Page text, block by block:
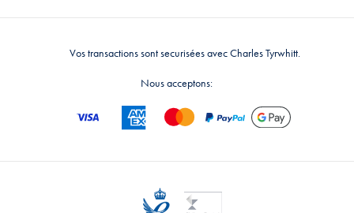
Vos transactions sont securisées avec Charles Tyrwhitt.
Nous acceptons: